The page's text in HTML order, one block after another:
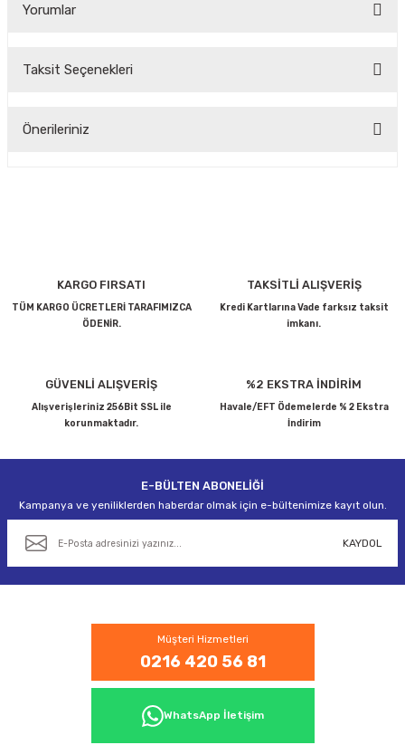
Yorumlar
Taksit Seçenekleri
Önerileriniz
Ürün açıklamasında eksik bilgiler bulunuyor.
Ürün bilgilerinde hatalar bulunuyor.
Bu ürüne benzer farklı alternatifler olmalı.
KARGO FIRSATI
TÜM KARGO ÜCRETLERİ TARAFIMIZCA
ÖDENİR.
TAKSİTLİ ALIŞVERİŞ
Kredi Kartlarına Vade farksız taksit
imkanı.
GÜVENLİ ALIŞVERİŞ
Alışverişleriniz 256Bit SSL ile
korunmaktadır.
%2 EKSTRA İNDİRİM
Havale/EFT Ödemelerde % 2 Ekstra
İndirim
E-BÜLTEN ABONELİĞİ
Kampanya ve yeniliklerden haberdar olmak için e-bültenimize kayıt olun.
KAYDOL
Müşteri Hizmetleri
0216 420 56 81
WhatsApp İletişim